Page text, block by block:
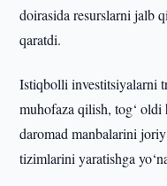
doirasida resurslarni jalb
qaratdi.
Istiqbolli investitsiyalarni
muhofaza qilish, tog‘
daromad manbalarini
tizimlarini yaratishga